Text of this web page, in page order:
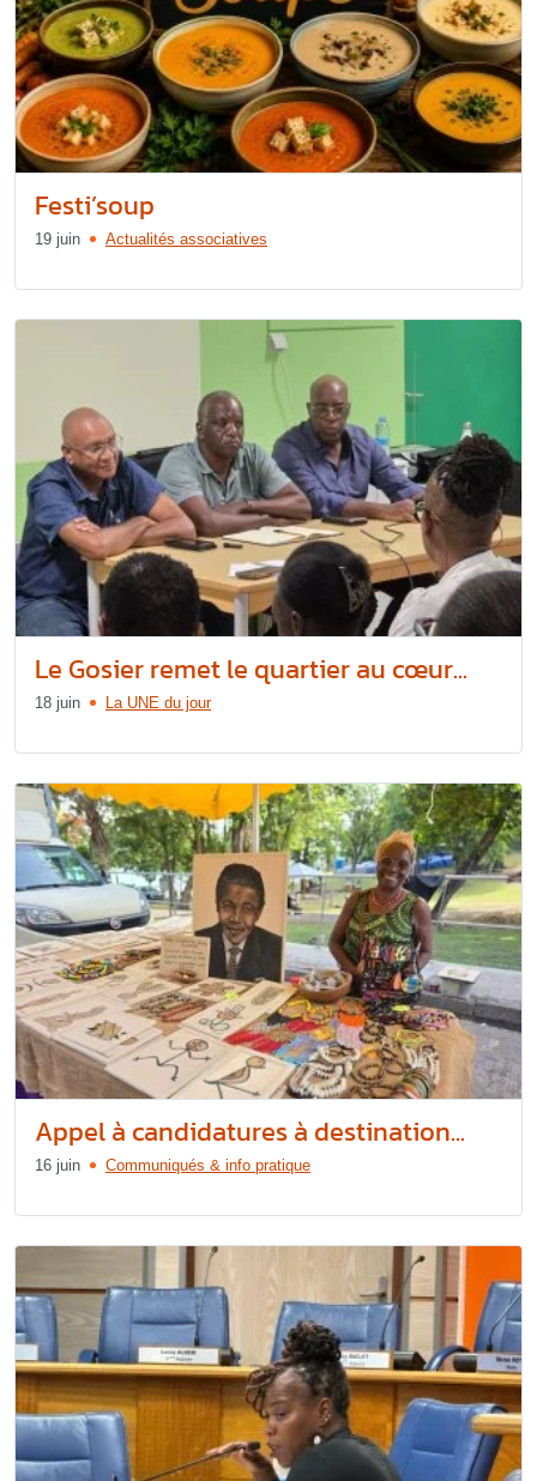
Festi’soup
19 juin Actualités associatives
Le Gosier remet le quartier au cœur...
18 juin La UNE du jour
Appel à candidatures à destination...
16 juin Communiqués & info pratique